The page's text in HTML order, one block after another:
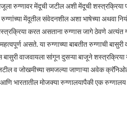
रुग्णावर मेंदूची जटील अशी मेंदूची शस्त्रक्रिया
रुग्णांच्या मेंदूतील संवेदनशील अशा भाषेच्या अथवा
करत असताना रुग्णास जागे ठेवणे अत्यंत
असते. या रुग्णाच्या बाबतीत रुग्णाची बासुरी
वाजवायला सांगून दुसऱ्या बाजूने
व जोखमीच्या समजल्या जाणाऱ्या अवेक
भारतातील मोजक्या रुग्णालयापैकी एक रुग्णालय